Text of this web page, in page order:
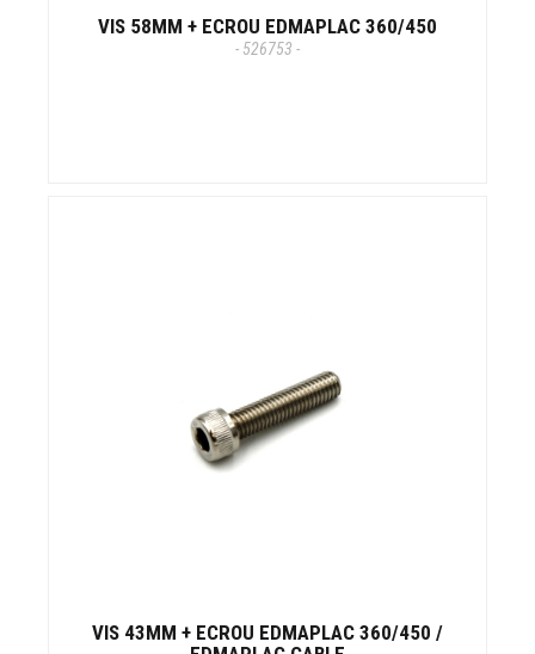
VIS 58MM + ECROU EDMAPLAC 360/450
- 526753 -
VIS 43MM + ECROU EDMAPLAC 360/450 /